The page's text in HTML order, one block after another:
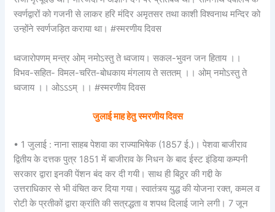
स्वर्णद्वारों को गजनी से लाकर हरि मंदिर अमृतसर तथा काशी विश्वनाथ मन्दिर को
उन्होंने स्वर्णजड़ित कराया था। #स्मरणीय दिवस
ध्वजारोपणम् मन्त्र ओम् नमोऽस्तु ते ध्वजाय। सकल-भुवन जन हिताय ।।
विभव-सहित- विमल-चरित-बोधकाय मंगलाय ते सततम् ।। ओम् नमोऽस्तु ते
ध्वजाय ।। ओऽऽऽम् ।। #स्मरणीय दिवस
जुलाई माह हेतु स्मरणीय दिवस
• 1 जुलाई : नाना साहब पेशवा का राज्याभिषेक (1857 ई.)। पेशवा बाजीराव
द्वितीय के दत्तक पुत्र 1851 में बाजीराव के निधन के बाद ईस्ट इंडिया कम्पनी
सरकार द्वारा इनकी पेंशन बंद कर दी गयी। साथ ही बिठूर की गद्दी के
उत्तराधिकार से भी वंचित कर दिया गया। स्वातंत्र्य युद्ध की योजना रक्त, कमल व
रोटी के प्रतीकों द्वारा क्रांति की सत्रद्धता व शपथ दिलाई जाने लगी। 7 जून